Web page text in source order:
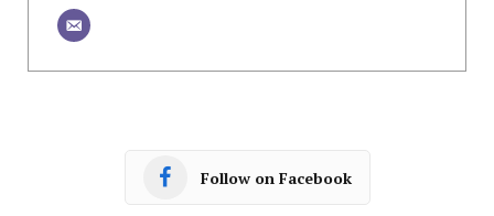
Follow on Facebook